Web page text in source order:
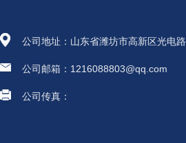
公司地址：山东省潍坊市高新区光电
公司邮箱：1216088803@qq.com
公司传真：